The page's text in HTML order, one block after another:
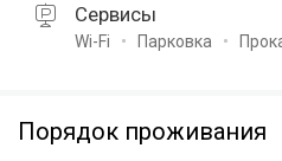
Сервисы
Wi-Fi Парковка
Порядок проживания